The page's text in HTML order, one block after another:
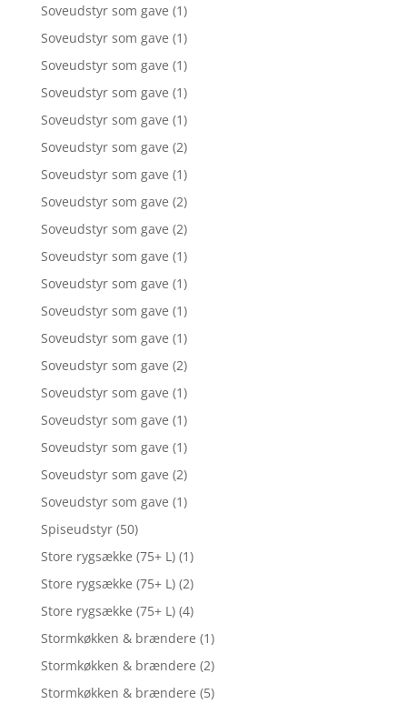
Soveudstyr som gave (1)
Soveudstyr som gave (1)
Soveudstyr som gave (1)
Soveudstyr som gave (1)
Soveudstyr som gave (1)
Soveudstyr som gave (2)
Soveudstyr som gave (1)
Soveudstyr som gave (2)
Soveudstyr som gave (2)
Soveudstyr som gave (1)
Soveudstyr som gave (1)
Soveudstyr som gave (1)
Soveudstyr som gave (1)
Soveudstyr som gave (2)
Soveudstyr som gave (1)
Soveudstyr som gave (1)
Soveudstyr som gave (1)
Soveudstyr som gave (2)
Soveudstyr som gave (1)
Spiseudstyr (50)
Store rygsække (75+ L) (1)
Store rygsække (75+ L) (2)
Store rygsække (75+ L) (4)
Stormkøkken & brændere (1)
Stormkøkken & brændere (2)
Stormkøkken & brændere (5)